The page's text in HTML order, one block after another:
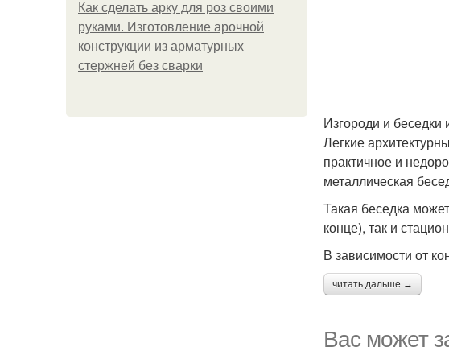
Как сделать арку для роз своими
руками. Изготовление арочной
конструкции из арматурных
стержней без сварки
Изгороди и
Легкие
практичное и
металлическая
Такая беседка
конце), так и
В зависимости от
читать дальше →
Вас может